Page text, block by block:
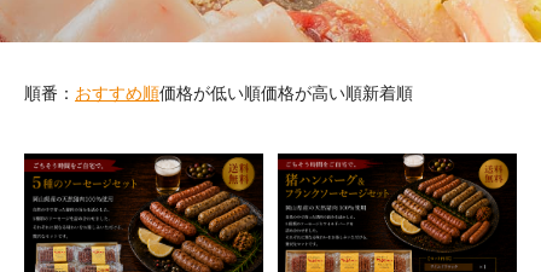
順番： おすすめ順価格が低い順価格が高い順新着順